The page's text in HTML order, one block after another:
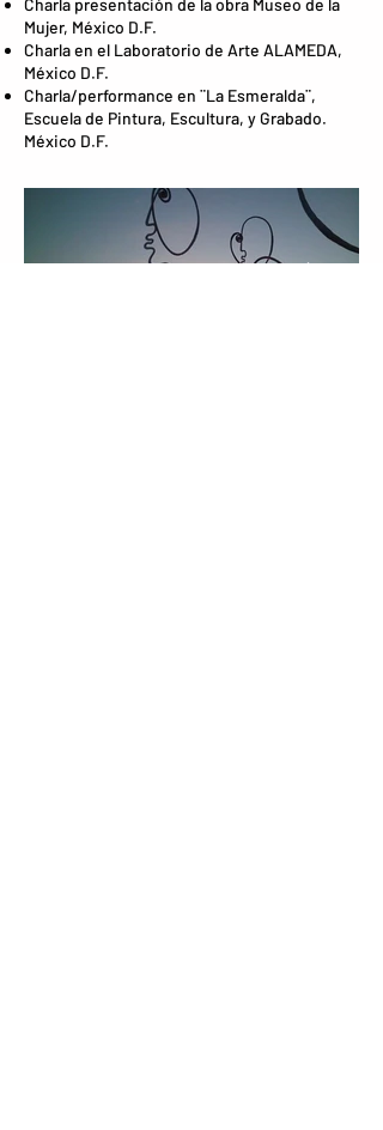
Charla presentación de la obra Museo de la
Mujer, México D.F.
Charla en el Laboratorio de Arte ALAMEDA,
México D.F.
Charla/performance en ¨La Esmeralda¨,
Escuela de Pintura, Escultura, y Grabado.
México D.F.